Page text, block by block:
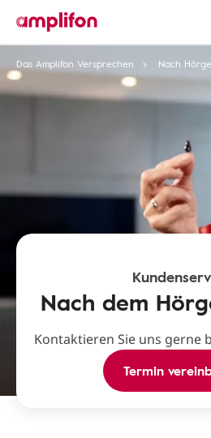
Das Amplifon Versprechen
Nach
Nach dem
Kontaktieren Sie uns gerne
Termin